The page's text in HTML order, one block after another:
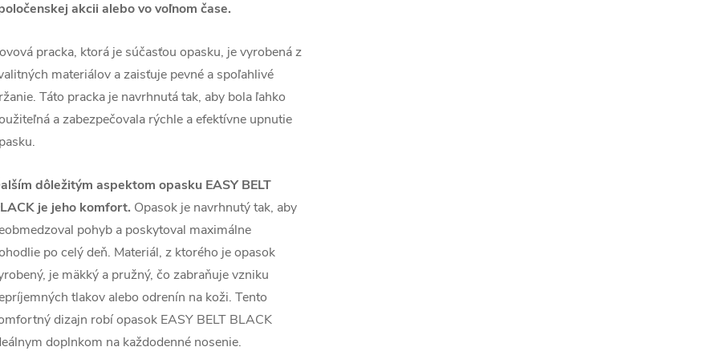
akcii alebo vo voľnom čase.
pracka, ktorá je súčasťou opasku, je vyrobená z
materiálov a zaisťuje pevné a spoľahlivé
Táto pracka je navrhnutá tak, aby bola ľahko
a zabezpečovala rýchle a efektívne upnutie
dôležitým aspektom opasku EASY BELT
je jeho komfort. Opasok je navrhnutý tak, aby
pohyb a poskytoval maximálne
po celý deň. Materiál, z ktorého je opasok
je mäkký a pružný, čo zabraňuje vzniku
tlakov alebo odrenín na koži. Tento
dizajn robí opasok EASY BELT BLACK
doplnkom na každodenné nosenie.